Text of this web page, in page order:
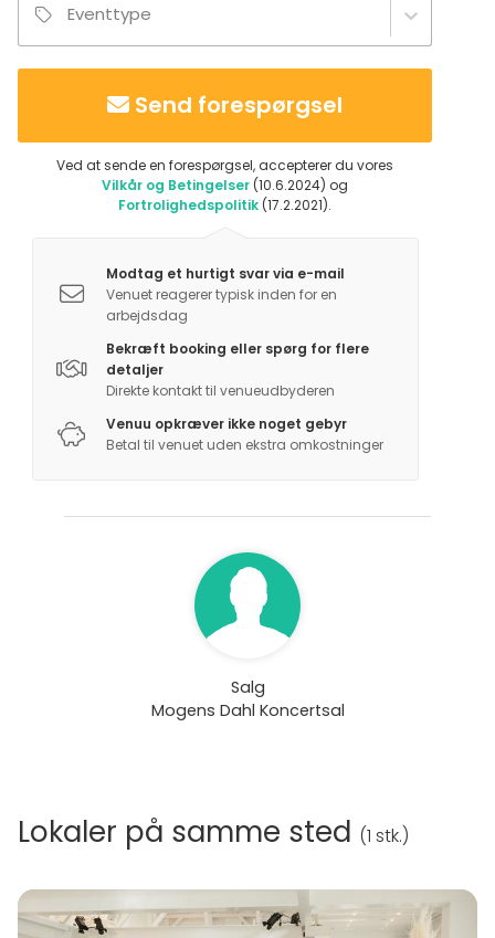
Eventtype
Send forespørgsel
Ved at sende en forespørgsel, accepterer du vores
Vilkår og Betingelser (10.6.2024) og
Fortrolighedspolitik (17.2.2021).
Modtag et hurtigt svar via e-mail
Venuet reagerer typisk inden for en
arbejdsdag
Bekræft booking eller spørg for flere
detaljer
Direkte kontakt til venueudbyderen
Venuu opkræver ikke noget gebyr
Betal til venuet uden ekstra omkostninger
Salg
Mogens Dahl Koncertsal
Lokaler på samme sted (1 stk.)